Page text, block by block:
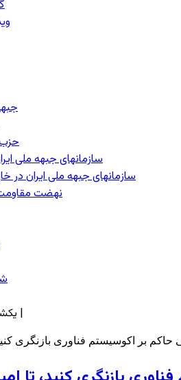
-
-
-
- سازمانهای جبهه ملی
- سازمانهای جبهه ملی ایران در
- نهضت
-
یکشنبه, ۱۸ مرداد , ۱۴۰۵ |